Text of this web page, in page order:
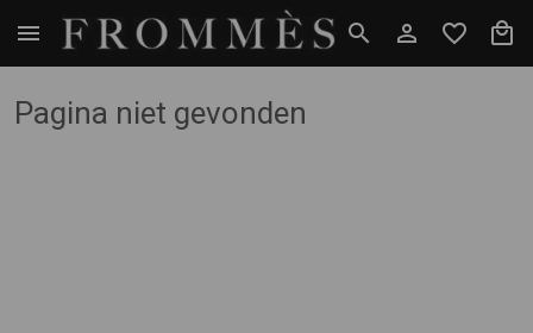
Pagina niet gevonden